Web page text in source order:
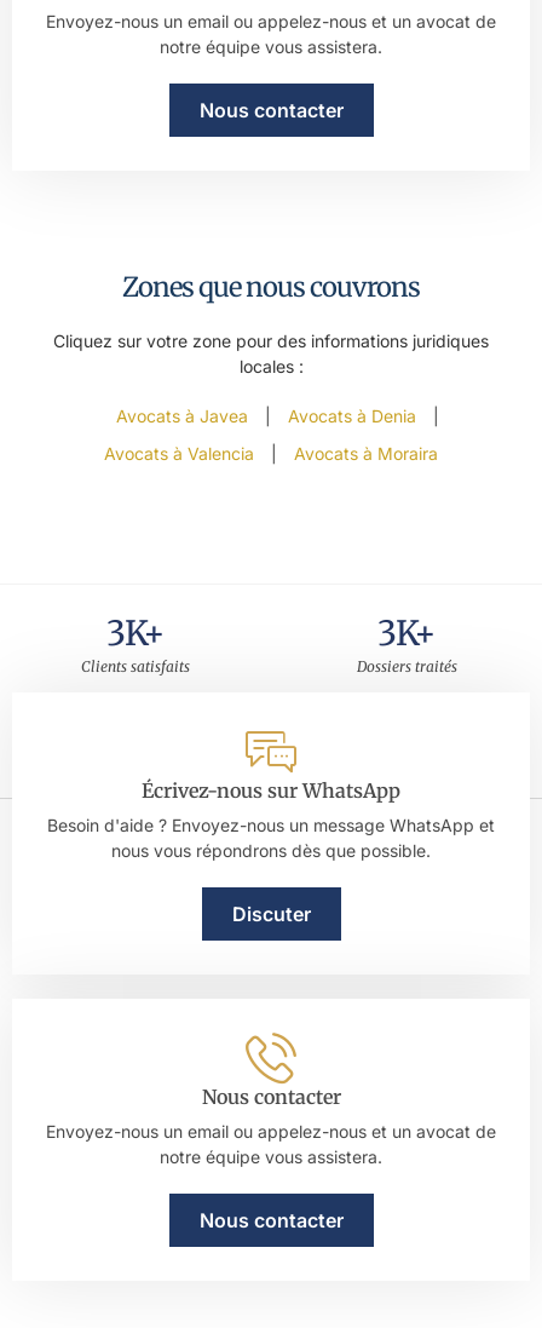
Envoyez-nous un email ou appelez-nous et un avocat de
notre équipe vous assistera.
Nous contacter
Zones que nous couvrons
Cliquez sur votre zone pour des informations juridiques
locales :
Avocats à Javea Avocats à Denia
Avocats à Valencia
Avocats à Moraira
Clients satisfaits
3K+
Dossiers traités
3K+
Écrivez-nous sur WhatsApp
Besoin d'aide ? Envoyez-nous un message WhatsApp et
nous vous répondrons dès que possible.
Discuter
Nous contacter
Envoyez-nous un email ou appelez-nous et un avocat de
notre équipe vous assistera.
Nous contacter